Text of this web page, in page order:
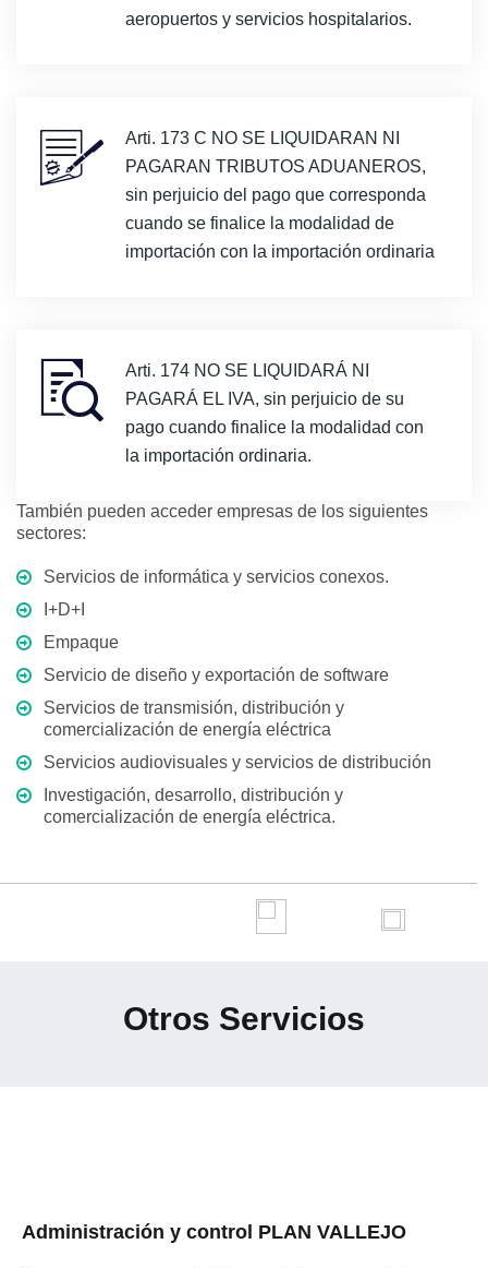
aeropuertos y servicios hospitalarios.
Arti. 173 C NO SE LIQUIDARAN NI
PAGARAN TRIBUTOS ADUANEROS,
sin perjuicio del pago que corresponda
cuando se finalice la modalidad de
importación con la importación ordinaria
Arti. 174 NO SE LIQUIDARÁ NI
PAGARÁ EL IVA, sin perjuicio de su
pago cuando finalice la modalidad con
la importación ordinaria.
También pueden acceder empresas de los siguientes
sectores:
Servicios de informática y servicios conexos.
I+D+I
Empaque
Servicio de diseño y exportación de software
Servicios de transmisión, distribución y
comercialización de energía eléctrica
Servicios audiovisuales y servicios de distribución
Investigación, desarrollo, distribución y
comercialización de energía eléctrica.
Manipulación de carga /sector hotelero
Otros Servicios
Administración y control PLAN VALLEJO